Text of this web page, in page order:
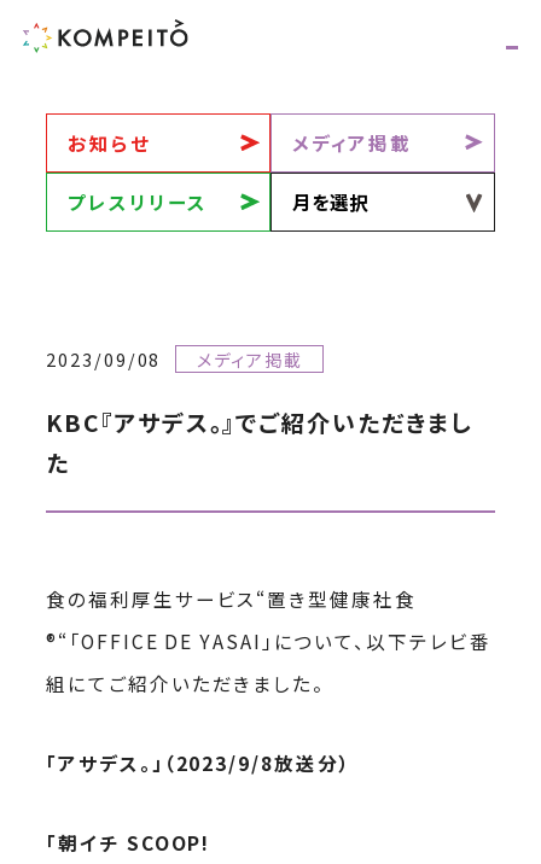
お知らせ メディア掲載
プレスリリース
2023/09/08 メディア掲載
KBC『アサデス。』でご紹介いただきまし
た
食の福利厚生サービス“置き型健康社食
®“「OFFICE DE YASAI」について、以下テレビ番
組にてご紹介いただきました。
「アサデス。」（2023/9/8放送分）
「朝イチ SCOOP!